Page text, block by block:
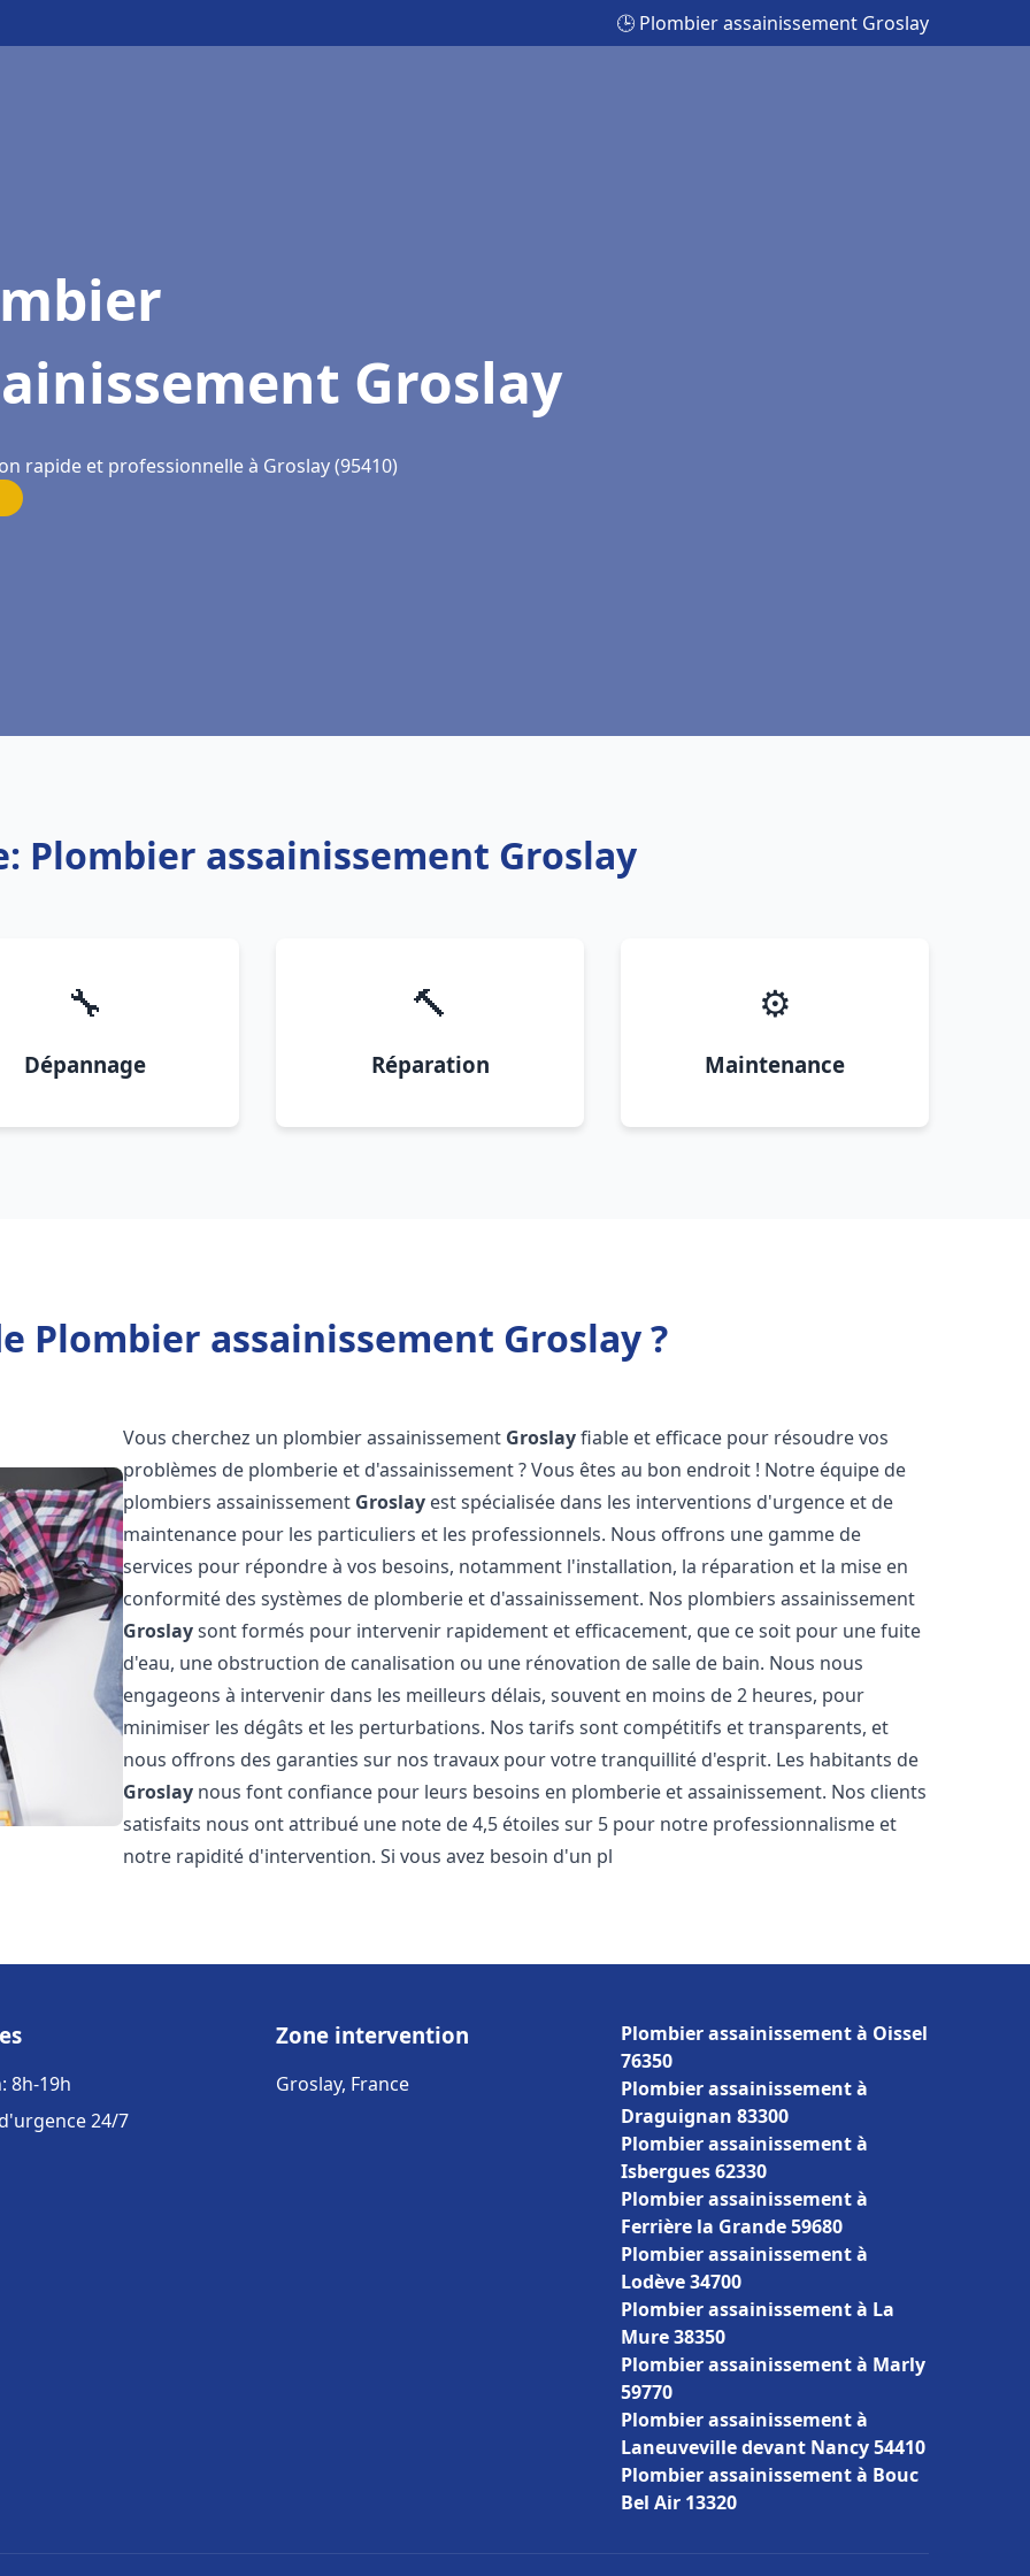
🕒 Plombier assainissement Groslay
Groslay
rapide et professionnelle à Groslay (95410)
Plombier assainissement Groslay
🔧
Dépannage
🔨
Réparation
⚙️
Maintenance
Plombier assainissement Groslay ?
Vous cherchez un plombier assainissement Groslayfiable et efficace pour résoudre vos
problèmes de plomberie et d'assainissement ? Vous êtes au bon endroit ! Notre équipe de
plombiers assainissement Groslay est spécialisée dans les interventions d'urgence et de
maintenance pour les particuliers et les professionnels. Nous offrons une gamme de
services pour répondre à vos besoins, notamment l'installation, la réparation et la mise en
conformité des systèmes de plomberie et d'assainissement. Nos plombiers assainissement
Groslaysont formés pour intervenir rapidement et efficacement, que ce soit pour une fuite
d'eau, une obstruction de canalisation ou une rénovation de salle de bain. Nous nous
engageons à intervenir dans les meilleurs délais, souvent en moins de 2 heures, pour
minimiser les dégâts et les perturbations. Nos tarifs sont compétitifs et transparents, et
nous offrons des garanties sur nos travaux pour votre tranquillité d'esprit. Les habitants de
Groslay nous font confiance pour leurs besoins en plomberie et assainissement. Nos clients
satisfaits nous ont attribué une note de 4,5 étoiles sur 5 pour notre professionnalisme et
notre rapidité d'intervention. Si vous avez besoin d'un pl
8h-19h
24/7
Zone intervention
Groslay, France
Plombier assainissement à Oissel
76350
Plombier assainissement à
Draguignan 83300
Plombier assainissement à
Isbergues 62330
Plombier assainissement à
Ferrière la Grande 59680
Plombier assainissement à
Lodève 34700
Plombier assainissement à La
Mure 38350
Plombier assainissement à Marly
59770
Plombier assainissement à
Laneuveville devant Nancy 54410
Plombier assainissement à Bouc
Bel Air 13320